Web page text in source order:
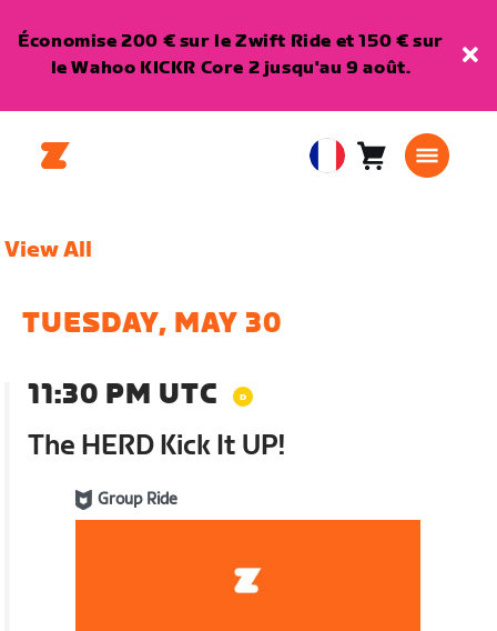
Économise 200 € sur le Zwift Ride et 150 € sur
le Wahoo KICKR Core 2 jusqu'au 9 août.
EuropeanPanier0
View All
TUESDAY, MAY 30
11:30 PM UTC
The HERD Kick It UP!
Group Ride